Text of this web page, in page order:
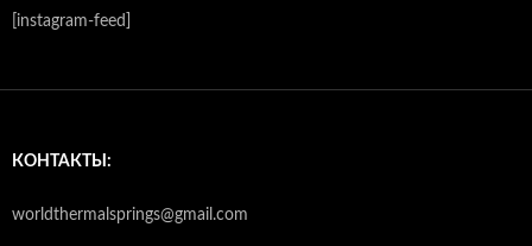
[instagram-feed]
КОНТАКТЫ:
worldthermalsprings@gmail.com